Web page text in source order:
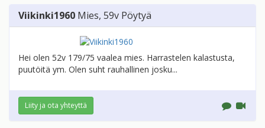
Viikinki1960 Mies, 59v Pöytyä
Hei olen 52v 179/75 vaalea mies. Harrastelen kalastusta,
puutöitä ym. Olen suht rauhallinen josku...
Liity ja ota yhteyttä